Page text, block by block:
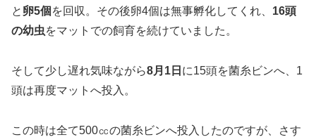
と 卵5個 を回収。その後卵4個は無事孵化してくれ、 16頭
の幼虫をマットでの飼育を続けていました。
そして少し遅れ気味ながら8月1日 に15頭を菌糸ビンへ、1
頭は再度マットへ投入。
この時は全て500㏄の菌糸ビンへ投入したのですが、さす